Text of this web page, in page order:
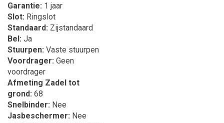
Garantie 1 jaar
Slot Ringslot
Standaard Zijstandaard
Bel Ja
Stuurpen Vaste stuurpen
Voordrager Geen
voordrager
Afmeting Zadel tot
grond 68
Snelbinder Nee
Jasbeschermer Nee